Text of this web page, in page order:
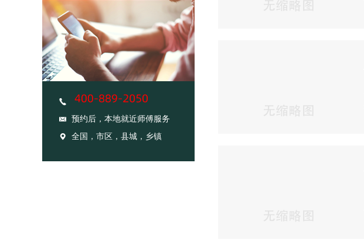
预约后，本地就近师傅服务
全国，市区，县城，乡镇